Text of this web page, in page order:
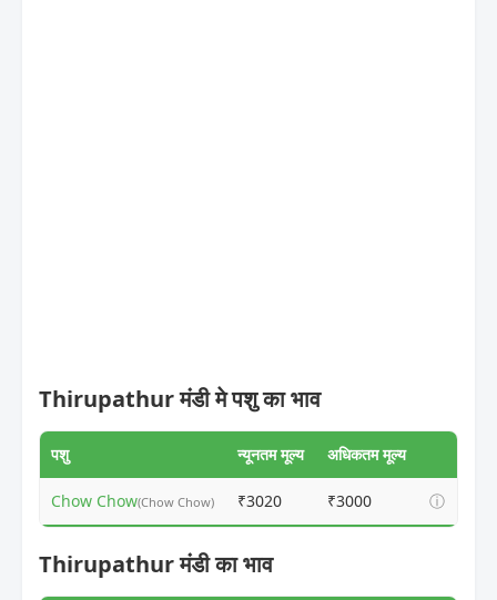
Thirupathur मंडी मे पशु का भाव
पशु न्यूनतम मूल्य अधिकतम मूल्य
Chow Chow(Chow Chow) ₹3020 ₹3000 ⓘ
Thirupathur मंडी का भाव